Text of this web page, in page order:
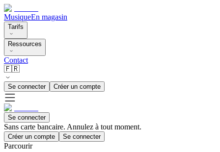
MusiqueEn magasin
Tarifs
Ressources
Contact
🇫🇷
Se connecter Créer un compte
Se connecter
Sans carte bancaire. Annulez à tout moment.
Créer un compte Se connecter
Parcourir